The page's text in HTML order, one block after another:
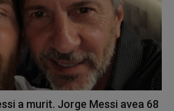
a murit. Jorge Messi avea 68